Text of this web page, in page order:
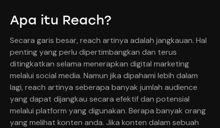
Apa itu Reach?
Secara garis besar, reach artinya adalah jangkauan. Hal
penting yang perlu dipertimbangkan dan terus
ditingkatkan selama menerapkan digital marketing
melalui social media. Namun jika dipahami lebih dalam
lagi, reach artinya seberapa banyak jumlah audience
yang dapat dijangkau secara efektif dan potensial
melalui platform yang digunakan. Berapa banyak orang
yang melihat konten anda. Jika konten dalam sebuah